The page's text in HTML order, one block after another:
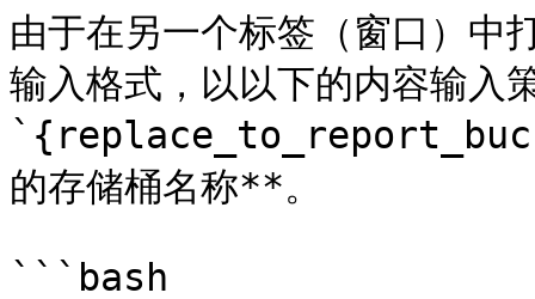
由于在另一个标签（窗口）中
输入格式，以以下的内容输
的存储桶名称**。
```bash